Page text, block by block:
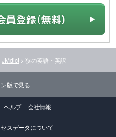
JMdict > 狭の英語・英訳
版で見る
ヘルプ 会社情報
スデータについて